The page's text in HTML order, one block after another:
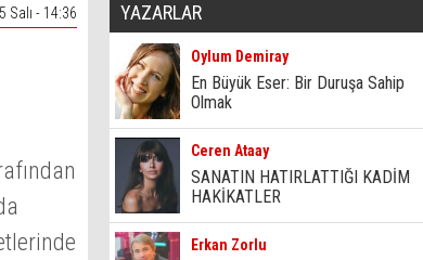
Salı - 14:36 YAZARLAR
Oylum Demiray
En Büyük Eser: Bir Duruşa Sahip
Olmak
Ceren Ataay
SANATIN HATIRLATTIĞI KADİM
HAKİKATLER
Erkan Zorlu